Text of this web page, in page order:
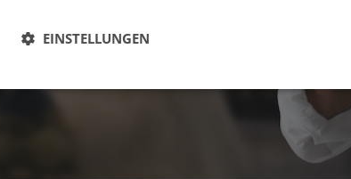
EINSTELLUNGEN